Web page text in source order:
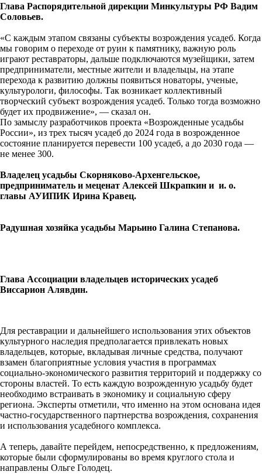
Глава Распорядительной дирекции Минкультуры РФ Вадим
Соловьев.
«С каждым этапом связаны субъекты возрождения усадеб. Когда
мы говорим о переходе от руин к памятнику, важную роль
играют реставраторы, дальше подключаются музейщики, затем
предприниматели, местные жители и владельцы, на этапе
перехода к развитию должны появиться новаторы, ученые,
культурологи, философы. Так возникает коллективный
творческий субъект возрождения усадеб. Только тогда возможно
будет их продвижение», — сказал он.
По замыслу разработчиков проекта «Возрожденные усадьбы
России», из трех тысяч усадеб до 2024 года в возрожденное
состояние планируется перевести 100 усадеб, а до 2030 года —
не менее 300.
Владелец усадьбы Скорняково-Архенгельское,
предприниматель и меценат Алексей Шкрапкин и и. о.
главы АУИПИК Ирина Кравец.
Радушная хозяйка усадьбы Марьино Галина Степанова.
Глава Ассоциации владельцев исторических усадеб
Виссарион Алявдин.
Для реставрации и дальнейшего использования этих объектов
культурного наследия предполагается привлекать новых
владельцев, которые, вкладывая личные средства, получают
взамен благоприятные условия участия в программах
социально-экономического развития территорий и поддержку со
стороны властей. То есть каждую возрожденную усадьбу будет
необходимо встраивать в экономику и социальную сферу
региона. Эксперты отметили, что именно на этом основана идея
частно-государственного партнерства возрождения, сохранения
и использования усадебного комплекса.
А теперь, давайте перейдем, непосредственно, к предложениям,
которые были сформулированы во время круглого стола и
направлены Ольге Голодец.